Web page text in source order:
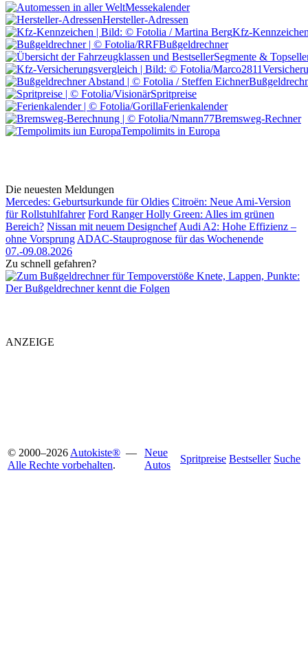
Messekalender
Hersteller-Adressen
Kfz-
Bußgeldrechner
Segmente &
Spritpreise
Ferienkalender
Bremsweg-Rechner
Tempolimits in Europa
Die neuesten Meldungen
Mercedes: Geburtsurkunde für Oldies Citroën: Neue Ami-Version
für Rollstuhlfahrer Ford Ranger Holly Green: Alles im grünen
Bereich? Nissan mit neuem Designchef Audi A2: Hohe Effizienz –
ohne Vorsprung ADAC-Stauprognose für das Wochenende
07.-09.08.2026
Zu schnell gefahren?
Knete, Lappen, Punkte:
Der Bußgeldrechner kennt die Folgen
ANZEIGE
© 2000–2026 Autokiste® —
Alle Rechte vorbehalten.
Neue
Autos
Spritpreise Bestseller Suche